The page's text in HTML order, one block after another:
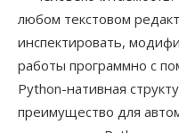
любом текстовом
инспектировать,
работы программно с
Python-нативная
преимущество для